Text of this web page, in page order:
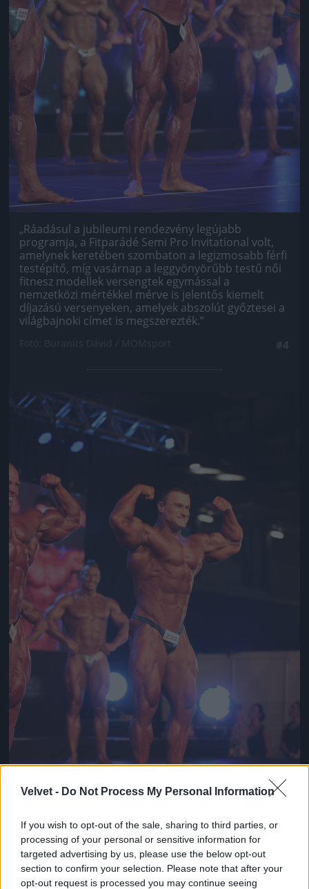
Velvet - Do Not Process My Personal Information
If you wish to opt-out of the sale, sharing to third parties, or
processing of your personal or sensitive information for
targeted advertising by us, please use the below opt-out
section to confirm your selection. Please note that after your
opt-out request is processed you may continue seeing
„Ráadásul a jubileumi rendezvény legújabb
programja, a Fitparádé Semi Pro Invitational volt,
amelynek keretében szombaton a legizmosabb férfi
testépítő, míg vasárnap a leggyönyörűbb testű női
fitnesz modellek versengtek egymással a
nemzetközi mértékkel mérve is jelentős kiemelt
díjazású versenyeken, amelyek abszolút győztesei a
világbajnoki címet is megszerezték.”
Jön még kép!
„A rendezvény ezúttal is neves nemzetközi sztárokat
vonultatott fel.”
Fotó: Buranits Dávid / MOMsport